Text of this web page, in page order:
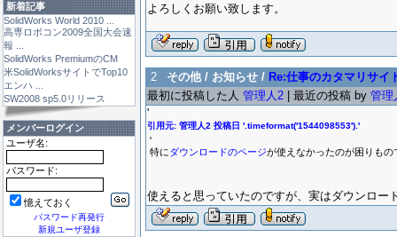
新着記事
SolidWorks World 2010 ...
高専ロボコン2009全国大会速
報 ...
SolidWorks PremiumのCM
米SolidWorksサイトでTop10
エンハ ...
SW2008 sp5.0リリース
メンバーログイン
ユーザ名:
パスワード:
憶えておく
パスワード再発行
新規ユーザ登録
よろしくお願い致します。
2 その他 / お知らせ / Re:仕事のカタマリサイ
最初に投稿した人 管理人2 | 最近の投稿 by 管理
'
引用元: 管理人2 投稿日 '.timeformat('1544098553').'
'
特にダウンロードのページが使えなかったのが困りも
使えると思っていたのですが、実はダウンロー